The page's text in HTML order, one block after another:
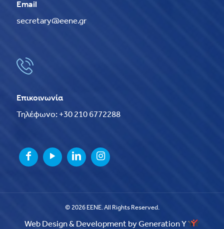
Email
secretary@eene.gr
Επικοινωνία
Τηλέφωνο: +30 210 6772288
© 2026 EENE. All Rights Reserved.
Web Design & Development by Generation Y